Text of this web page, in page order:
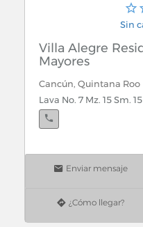
Sin
Villa Alegre
Mayores
Cancún, Quintana Roo
Lava No. 7 Mz. 15 Sm. 15
Enviar mensaje
¿Cómo llegar?